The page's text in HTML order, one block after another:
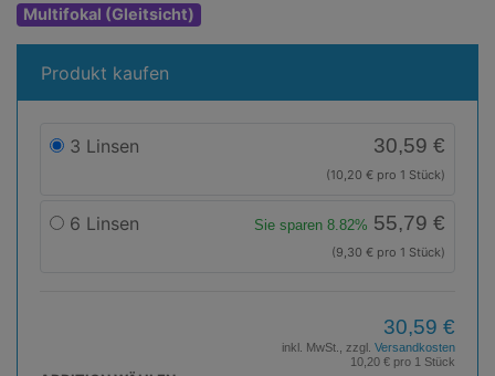
Multifokal (Gleitsicht)
Produkt kaufen
3 Linsen 30,59 €
(10,20 € pro 1 Stück)
6 Linsen Sie sparen 8.82% 55,79 €
(9,30 € pro 1 Stück)
30,59 €
inkl. MwSt., zzgl. Versandkosten
10,20 € pro 1 Stück